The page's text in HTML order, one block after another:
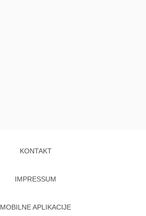
KONTAKT
IMPRESSUM
MOBILNE APLIKACIJE